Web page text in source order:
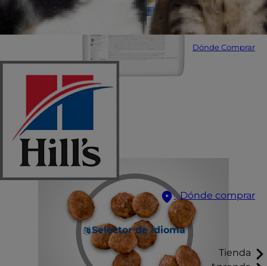
Dónde Comprar
Dónde comprar
Selector de idioma
Tienda